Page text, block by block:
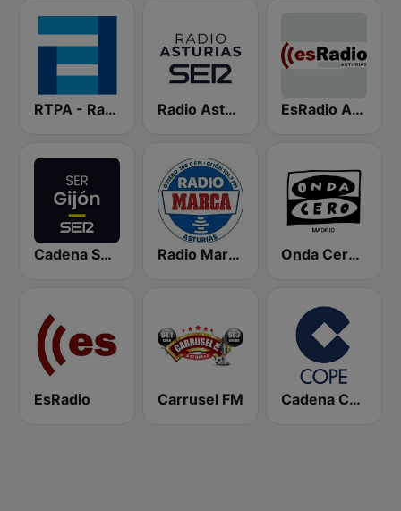
RTPA - RadioTelevisión del Principado de Asturias Radio Asturias SER EsRadio Asturias
Cadena SER Gijón Radio Marca Asturias Onda Cero Madrid
EsRadio Carrusel FM Cadena COPE